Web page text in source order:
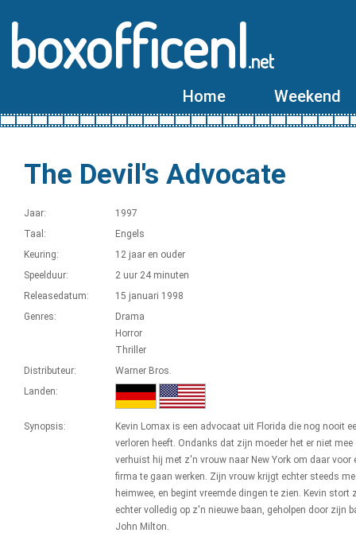
boxofficenl.net
Home Weekend
The Devil's Advocate
Jaar:
1997
Taal:
Engels
Keuring:
12 jaar en ouder
Speelduur:
2 uur 24 minuten
Releasedatum:
15 januari 1998
Genres:
Drama
Horror
Thriller
Distributeur:
Warner Bros.
Landen:
Synopsis:
Kevin Lomax is een advocaat uit Florida die nog nooit
verloren heeft. Ondanks dat zijn moeder het er niet mee
verhuist hij met z'n vrouw naar New York om daar voor
firma te gaan werken. Zijn vrouw krijgt echter steeds
heimwee, en begint vreemde dingen te zien. Kevin stort
echter volledig op z'n nieuwe baan, geholpen door zijn
John Milton.